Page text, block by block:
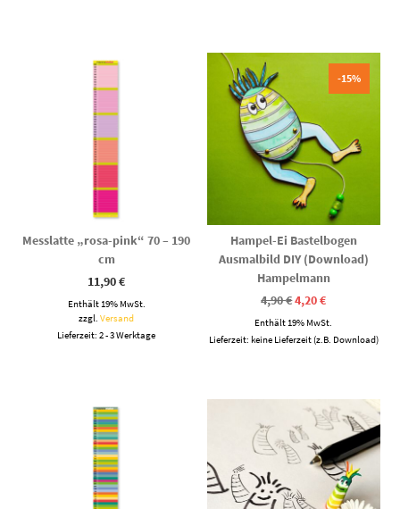
Messlatte „rosa-pink“ 70 – 190
cm
11,90€
Enthält 19% MwSt.
zzgl.Versand
Lieferzeit: 2 - 3 Werktage
-15%
Hampel-Ei Bastelbogen
Ausmalbild DIY (Download)
Hampelmann
4,90€Ursprünglicher
Preis
war:
4,90 €
4,20€Aktueller
ist:
4,20 €.
Enthält 19% MwSt.
Lieferzeit: keine Lieferzeit (z.B. Download)